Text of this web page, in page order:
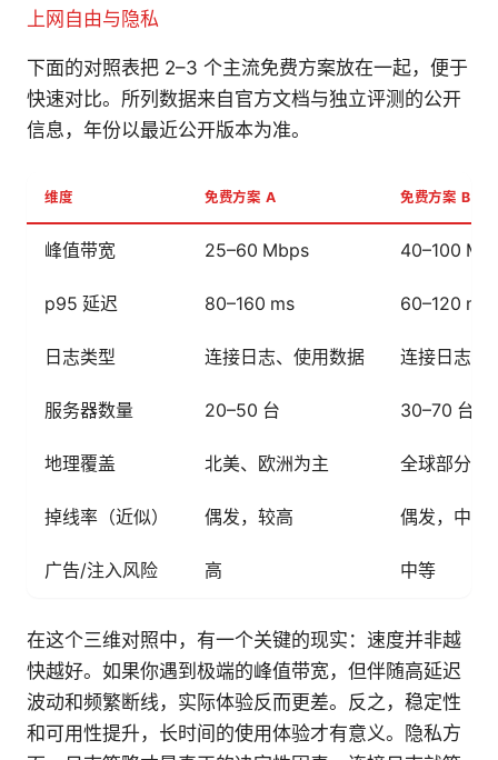
上网自由与隐私
下面的对照表把 2–3 个主流免费方案放在一起，便于
快速对比。所列数据来自官方文档与独立评测的公开
信息，年份以最近公开版本为准。
维度 免费方案 A 免费方案 B
峰值带宽 25–60 Mbps 40–100
p95 延迟 80–160 ms 60–120 ms
日志类型 连接日志、使用数据 连接日志
服务器数量 20–50 台 30–70 台
地理覆盖 北美、欧洲为主 全球部分地
掉线率（近似） 偶发，较高 偶发，中等
广告/注入风险 高 中等
在这个三维对照中，有一个关键的现实：速度并非越
快越好。如果你遇到极端的峰值带宽，但伴随高延迟
波动和频繁断线，实际体验反而更差。反之，稳定性
和可用性提升，长时间的使用体验才有意义。隐私方